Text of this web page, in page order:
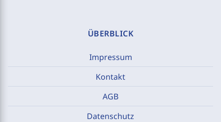
ÜBERBLICK
Impressum
Kontakt
AGB
Datenschutz